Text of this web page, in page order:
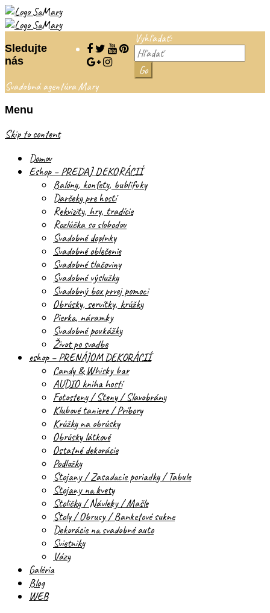
Sledujte
nás
Vyhľadať:
Svadobná agentúra Mary
Menu
Skip to content
Domov
Eshop – PREDAJ DEKORÁCIÍ
Balóny, konfety, bublifuky
Darčeky pre hostí
Rekvizity, hry, tradície
Rozlúčka so slobodou
Svadobné doplnky
Svadobné oblečenie
Svadobné tlačoviny
Svadobné výslužky
Svadobný box prvej pomoci
Obrúsky, servítky, krúžky
Pierka, náramky
Svadobné poukážky
Život po svadbe
eshop – PRENÁJOM DEKORÁCIÍ
Candy & Whisky bar
AUDIO kniha hostí
Fotosteny / Steny / Slavobrány
Klubové taniere / Príbory
Krúžky na obrúsky
Obrúsky látkové
Ostatné dekorácie
Podložky
Stojany / Zasadacie poriadky / Tabule
Stojany na kvety
Stoličky / Návleky / Mašle
Stoly / Obrusy / Banketové sukne
Dekorácie na svadobné auto
Svietniky
Vázy
Galéria
Blog
WEB